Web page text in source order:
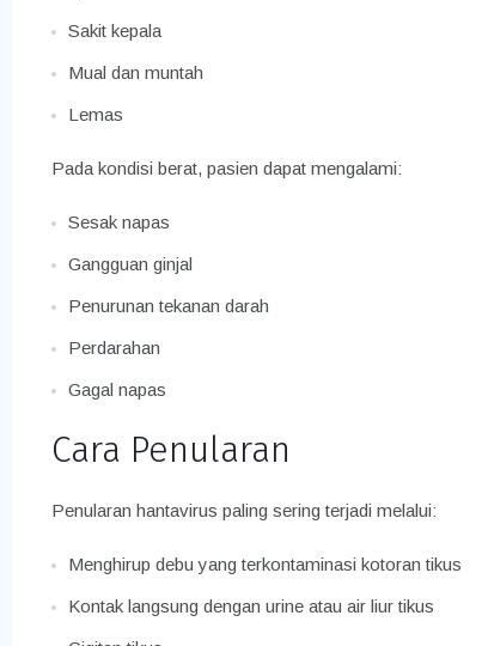
Sakit kepala
Mual dan muntah
Lemas
Pada kondisi berat, pasien dapat mengalami:
Sesak napas
Gangguan ginjal
Penurunan tekanan darah
Perdarahan
Gagal napas
Cara Penularan
Penularan hantavirus paling sering terjadi melalui:
Menghirup debu yang terkontaminasi kotoran tikus
Kontak langsung dengan urine atau air liur tikus